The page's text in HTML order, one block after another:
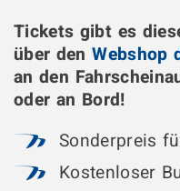
Tickets gibt es
über denWebshop
an den
oder an Bord!
Sonderpreis
Kostenloser